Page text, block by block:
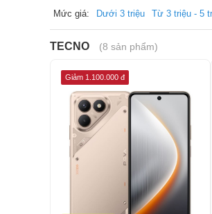
Mức giá: Dưới 3 triệu Từ 3 triệu - 5
TECNO (8 sản phẩm)
Giảm 1.100.000 đ